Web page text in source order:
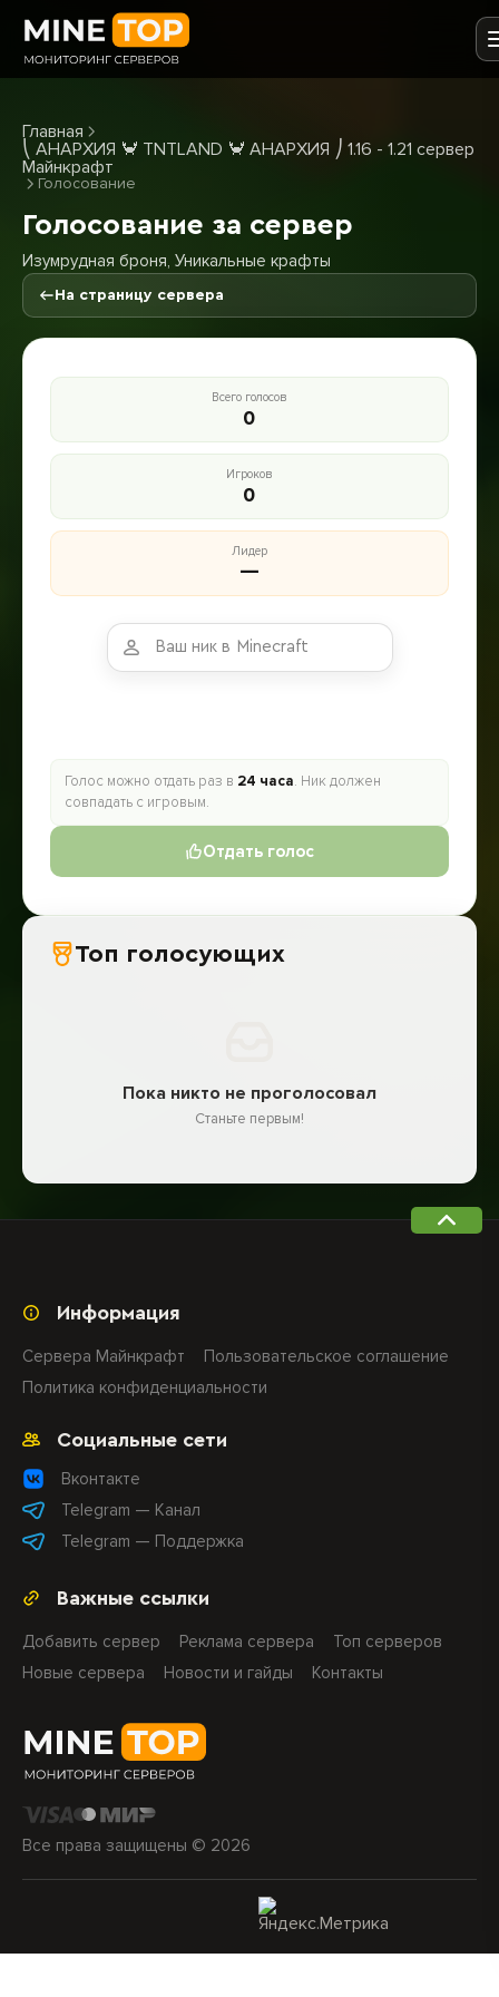
Главная
⎝ АНАРХИЯ 🦀 TNTLAND 🦀 АНАРХИЯ ⎠ 1.16 - 1.21 сервер
Майнкрафт
Голосование
Голосование за сервер
Изумрудная броня, Уникальные крафты
На страницу сервера
Всего голосов
0
Игроков
0
Лидер
—
Голосование за сервер
Игровой никнейм
Голос можно отдать раз в 24 часа. Ник должен
совпадать с игровым.
Отдать голос
Топ голосующих
Пока никто не проголосовал
Станьте первым!
Все права защищены © 2026
Важные ссылки
Добавить сервер Реклама сервера
Топ серверов
Новые сервера
Новости и гайды Контакты
Социальные сети
Вконтакте
Telegram — Канал
Telegram — Поддержка
Информация
Сервера Майнкрафт
Пользовательское соглашение
Политика конфиденциальности